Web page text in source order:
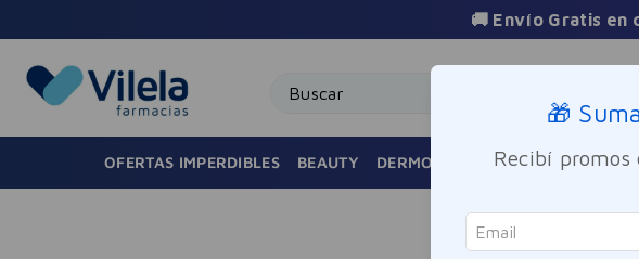
🚚 Envío Gratis en
OFERTAS IMPERDIBLES BEAUTY DERMOCOSMÉTICA FRAGANCIAS
🎁
Recibí